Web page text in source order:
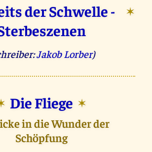
der Schwelle -
✶
Jakob Lorber)
Die Fliege ✶
in die Wunder der
Schöpfung